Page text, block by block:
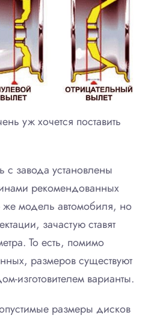
уж хочется поставить
завода установлены
рекомендованных
модель автомобиля, но
зачастую ставят
То есть, помимо
размеров существуют
изготовителем варианты.
размеры дисков